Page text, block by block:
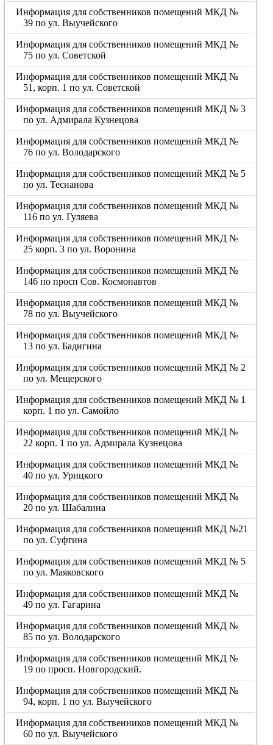
Информация для собственников помещений МКД №
39 по ул. Выучейского
Информация для собственников помещений МКД №
75 по ул. Советской
Информация для собственников помещений МКД №
51, корп. 1 по ул. Советской
Информация для собственников помещений МКД № 3
по ул. Адмирала Кузнецова
Информация для собственников помещений МКД №
76 по ул. Володарского
Информация для собственников помещений МКД № 5
по ул. Теснанова
Информация для собственников помещений МКД №
116 по ул. Гуляева
Информация для собственников помещений МКД №
25 корп. 3 по ул. Воронина
Информация для собственников помещений МКД №
146 по просп Сов. Космонавтов
Информация для собственников помещений МКД №
78 по ул. Выучейского
Информация для собственников помещений МКД №
13 по ул. Бадигина
Информация для собственников помещений МКД № 2
по ул. Мещерского
Информация для собственников помещений МКД № 1
корп. 1 по ул. Самойло
Информация для собственников помещений МКД №
22 корп. 1 по ул. Адмирала Кузнецова
Информация для собственников помещений МКД №
40 по ул. Урицкого
Информация для собственников помещений МКД №
20 по ул. Шабалина
Информация для собственников помещений МКД №21
по ул. Суфтина
Информация для собственников помещений МКД № 5
по ул. Маяковского
Информация для собственников помещений МКД №
49 по ул. Гагарина
Информация для собственников помещений МКД №
85 по ул. Володарского
Информация для собственников помещений МКД №
19 по просп. Новгородский.
Информация для собственников помещений МКД №
94, корп. 1 по ул. Выучейского
Информация для собственников помещений МКД №
60 по ул. Выучейского